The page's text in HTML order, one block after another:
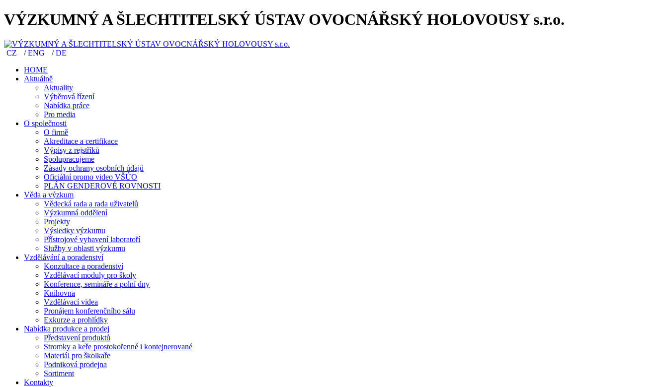
VÝZKUMNÝ A ŠLECHTITELSKÝ ÚSTAV OVOCNÁŘSKÝ HOLOVOUSY s.r.o.
CZ /ENG /DE
HOME
Aktuálně
Aktuality
Výběrová řízení
Nabídka práce
Pro media
O společnosti
O firmě
Akreditace a certifikace
Výpisy z rejstříků
Spolupracujeme
Zásady ochrany osobních údajů
Oficiální promo video VŠÚO
PLÁN GENDEROVÉ ROVNOSTI
Věda a výzkum
Vědecká rada a rada uživatelů
Výzkumná oddělení
Projekty
Výsledky výzkumu
Přístrojové vybavení laboratoří
Služby v oblasti výzkumu
Vzdělávání a poradenství
Konzultace a poradenství
Vzdělávací moduly pro školy
Konference, semináře a polní dny
Knihovna
Vzdělávací videa
Pronájem konferenčního sálu
Exkurze a prohlídky
Nabídka produkce a prodej
Představení produktů
Stromky a keře prostokořenné i kontejnerované
Materiál pro školkaře
Podniková prodejna
Sortiment
Kontakty